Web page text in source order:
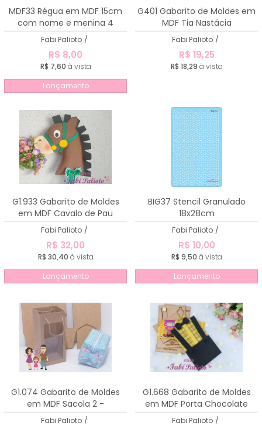
MDF33 Régua em MDF 15cm
com nome e menina 4
Fabi Palioto /
R$ 8,00
R$ 7,60 à vista
Lançamento
G401 Gabarito de Moldes em
MDF Tia Nastácia
Fabi Palioto /
R$ 19,25
R$ 18,29 à vista
G1.933 Gabarito de Moldes
em MDF Cavalo de Pau
Fabi Palioto /
R$ 32,00
R$ 30,40 à vista
Lançamento
BIG37 Stencil Granulado
18x28cm
Fabi Palioto /
R$ 10,00
R$ 9,50 à vista
Lançamento
G1.074 Gabarito de Moldes
em MDF Sacola 2 -
25x12x12cm
Fabi Palioto /
G1.668 Gabarito de Moldes
em MDF Porta Chocolate
Papai 1
Fabi Palioto /